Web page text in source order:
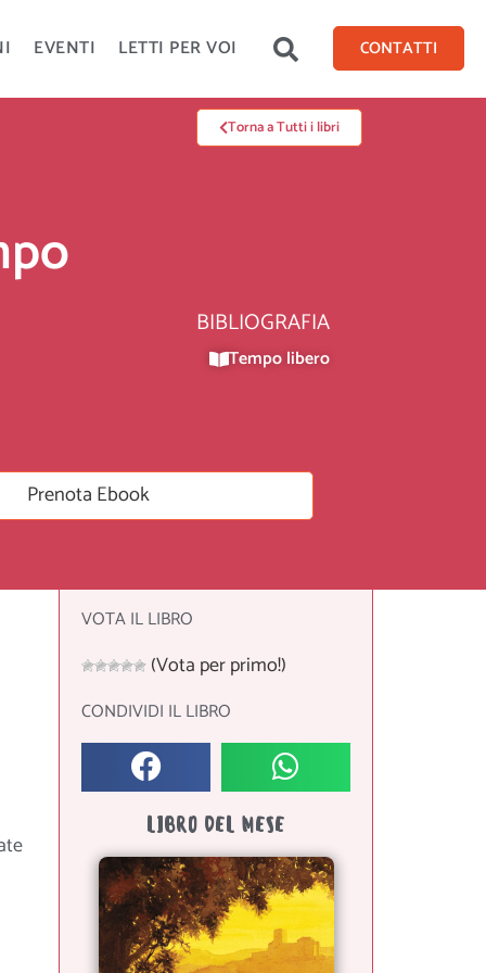
EVENTI LETTI PER VOI CONTATTI
Torna a Tutti i libri
BIBLIOGRAFIA
Tempo libero
Prenota Ebook
VOTA IL LIBRO
(Vota per primo!)
CONDIVIDI IL LIBRO
LIBRO DEL MESE